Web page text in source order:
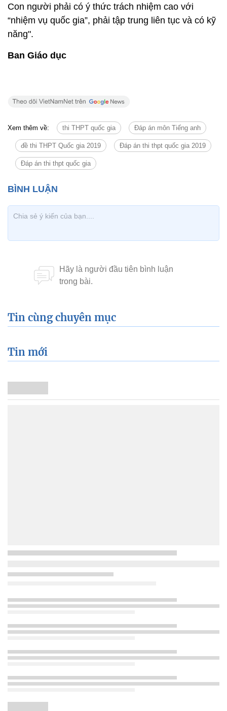
Con người phải có ý thức trách nhiệm cao với
“nhiệm vụ quốc gia”, phải tập trung liên tục và có kỹ
năng".
Ban Giáo dục
Xem thêm về: thi THPT quốc gia Đáp án môn Tiếng anh
đề thi THPT Quốc gia 2019 Đáp án thi thpt quốc gia 2019
Đáp án thi thpt quốc gia
Tin cùng chuyên mục
Tin mới